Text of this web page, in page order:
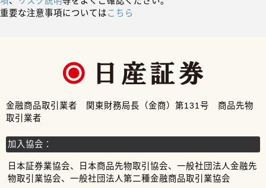
重要な注意事項についてはこちら
金融商品取引業者 関東財務局長（金商）第131号 商品先物
取引業者
加入協会：
日本証券業協会、日本商品先物取引協会、一般社団法人金融先
物取引業協会、一般社団法人第二種金融商品取引業協会